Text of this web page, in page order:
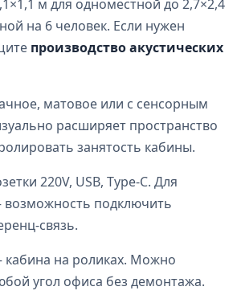
м для одноместной до 2,7×2,4
на 6 человек. Если нужен
производство акустических
матовое или с сенсорным
расширяет пространство
занятость кабины.
220V, USB, Type‑C. Для
подключить
на роликах. Можно
угол офиса без демонтажа.